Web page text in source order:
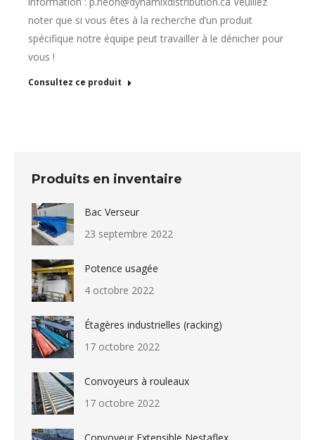
noter que si vous êtes à la recherche d’un produit
spécifique notre équipe peut travailler à le dénicher pour
vous !
Consultez ce produit
Produits en inventaire
Bac Verseur
23 septembre 2022
Potence usagée
4 octobre 2022
Étagères industrielles (racking)
17 octobre 2022
Convoyeurs à rouleaux
17 octobre 2022